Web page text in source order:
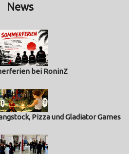
News
bei RoninZ
Pizza und Gladiator Games